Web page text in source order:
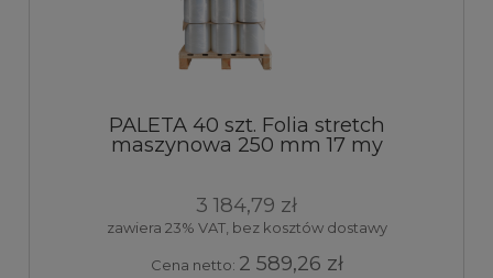
PALETA 40 szt. Folia stretch
maszynowa 250 mm 17 my
transparent 7kg 160%
3 184,79 zł
zawiera 23% VAT, bez kosztów dostawy
Cena netto: 2 589,26 zł